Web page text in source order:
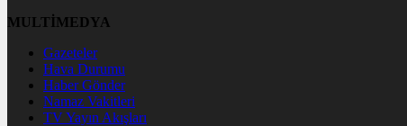
MULTİMEDYA
Gazeteler
Hava Durumu
Haber Gönder
Namaz Vakitleri
TV Yayın Akışları